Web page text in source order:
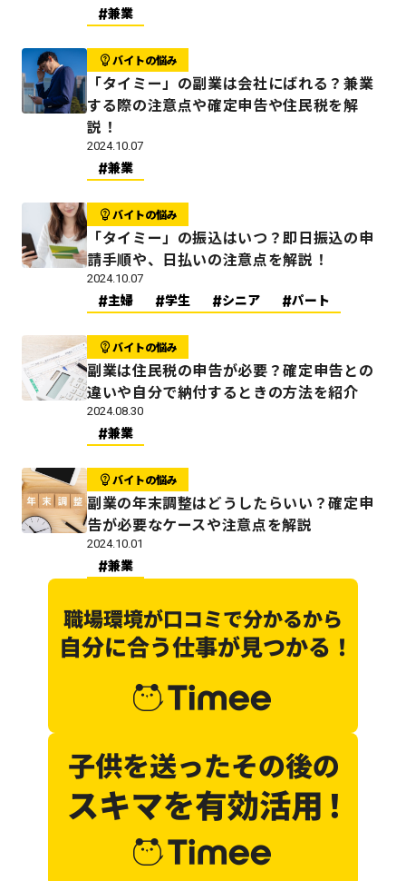
兼業
バイトの悩み
「タイミー」の副業は会社にばれる？兼業
する際の注意点や確定申告や住民税を解
説！
2024.10.07
兼業
バイトの悩み
「タイミー」の振込はいつ？即日振込の申
請手順や、日払いの注意点を解説！
2024.10.07
主婦 学生 シニア パート
バイトの悩み
副業は住民税の申告が必要？確定申告との
違いや自分で納付するときの方法を紹介
2024.08.30
兼業
バイトの悩み
副業の年末調整はどうしたらいい？確定申
告が必要なケースや注意点を解説
2024.10.01
兼業